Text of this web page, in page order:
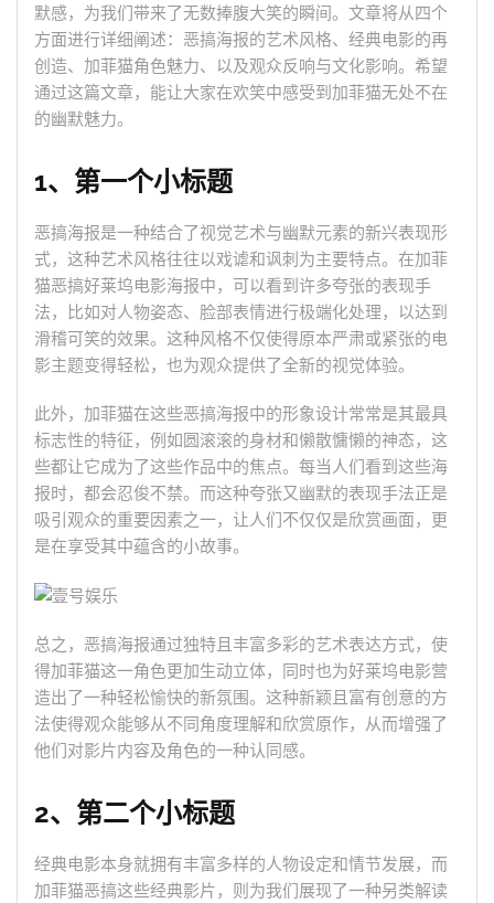
默感，为我们带来了无数捧腹大笑的瞬间。文章将从四个
方面进行详细阐述：恶搞海报的艺术风格、经典电影的再
创造、加菲猫角色魅力、以及观众反响与文化影响。希望
通过这篇文章，能让大家在欢笑中感受到加菲猫无处不在
的幽默魅力。
1、第一个小标题
恶搞海报是一种结合了视觉艺术与幽默元素的新兴表现形
式，这种艺术风格往往以戏谑和讽刺为主要特点。在加菲
猫恶搞好莱坞电影海报中，可以看到许多夸张的表现手
法，比如对人物姿态、脸部表情进行极端化处理，以达到
滑稽可笑的效果。这种风格不仅使得原本严肃或紧张的电
影主题变得轻松，也为观众提供了全新的视觉体验。
此外，加菲猫在这些恶搞海报中的形象设计常常是其最具
标志性的特征，例如圆滚滚的身材和懒散慵懒的神态，这
些都让它成为了这些作品中的焦点。每当人们看到这些海
报时，都会忍俊不禁。而这种夸张又幽默的表现手法正是
吸引观众的重要因素之一，让人们不仅仅是欣赏画面，更
是在享受其中蕴含的小故事。
总之，恶搞海报通过独特且丰富多彩的艺术表达方式，使
得加菲猫这一角色更加生动立体，同时也为好莱坞电影营
造出了一种轻松愉快的新氛围。这种新颖且富有创意的方
法使得观众能够从不同角度理解和欣赏原作，从而增强了
他们对影片内容及角色的一种认同感。
2、第二个小标题
经典电影本身就拥有丰富多样的人物设定和情节发展，而
加菲猫恶搞这些经典影片，则为我们展现了一种另类解读